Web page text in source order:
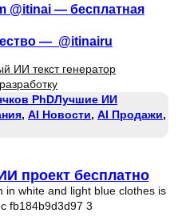
@itinai — бесплатная
— @itinairu
ИИ текст генератор
PhDЛучшие ИИ
, AI Новости, AI Продажи
проект бесплатно